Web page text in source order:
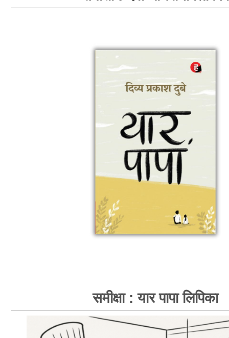
समीक्षा : यार पापा लिपिका